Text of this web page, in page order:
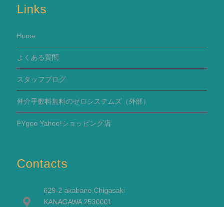
Links
Home
よくある質問
スタッフブログ
仲介手数料無料のゼロシステムズ（外部）
FYgoo Yahoo!ショッピング店
Contacts
629-2 akabane,Chigasaki
KANAGAWA 2530001